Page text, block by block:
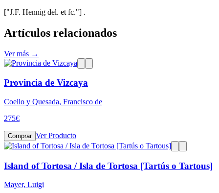
["J.F. Hennig del. et fc."] .
Artículos relacionados
Ver más →
Provincia de Vizcaya
Coello y Quesada, Francisco de
275€
Comprar Ver Producto
Island of Tortosa / Isla de Tortosa [Tartús o Tartous]
Mayer, Luigi